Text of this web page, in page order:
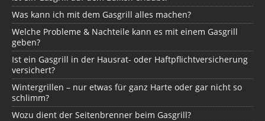
Was kann ich mit dem Gasgrill alles machen?
Welche Probleme & Nachteile kann es mit einem Gasgrill
geben?
Ist ein Gasgrill in der Hausrat- oder Haftpflichtversicherung
versichert?
Wintergrillen – nur etwas für ganz Harte oder gar nicht so
schlimm?
Wozu dient der Seitenbrenner beim Gasgrill?